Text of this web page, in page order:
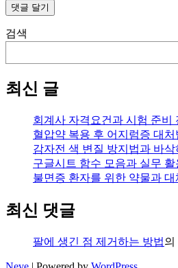
검색
최신 글
회계사 자격요건과 시험 준비
혈압약 복용 후 어지럼증 대처
감자전 색 변질 방지법과 바삭
구글시트 함수 모음과 실무 활
불면증 환자를 위한 약물과 대
최신 댓글
팔에 생긴 점 제거하는 방법의